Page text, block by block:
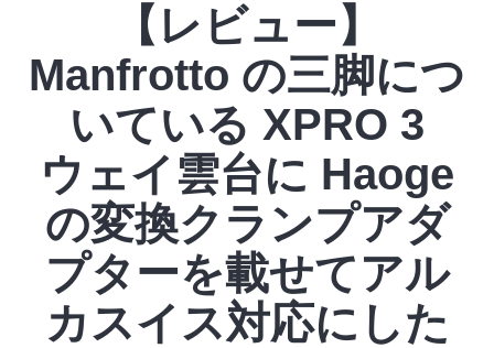
【レビュー】
Manfrotto の三脚につ
いている XPRO 3
ウェイ雲台に Haoge
の変換クランプアダ
プターを載せてアル
カスイス対応にした